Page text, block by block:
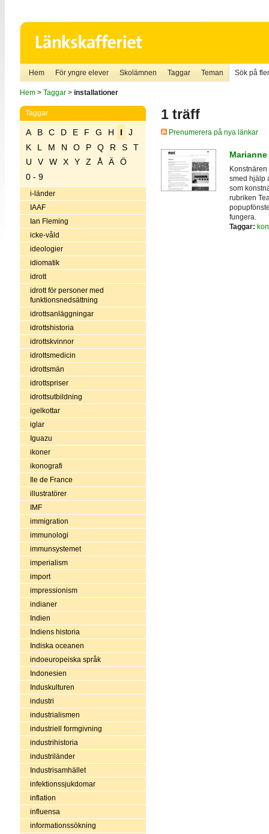
Hem För yngre elever Skolämnen Taggar Teman Sök på
Hem> Taggar> installationer
Taggar
A B C D E F G H I
J
K
L M N O P Q R S
T
U
V W X Y Z Å Ä
Ö
0 - 9
i-länder
IAAF
Ian Fleming
icke-våld
ideologier
idiomatik
idrott
idrott för personer med
funktionsnedsättning
idrottsanläggningar
idrottshistoria
idrottskvinnor
idrottsmedicin
idrottsmän
idrottspriser
idrottsutbildning
igelkottar
iglar
Iguazu
ikoner
ikonografi
Ile de France
illustratörer
IMF
immigration
immunologi
immunsystemet
imperialism
import
impressionism
indianer
Indien
Indiens historia
Indiska oceanen
indoeuropeiska språk
Indonesien
Induskulturen
industri
industrialismen
industriell formgivning
industrihistoria
industriländer
Industrisamhället
infektionssjukdomar
inflation
influensa
informationssökning
1 träff
Prenumerera på nya länkar
smed hjälp
som
rubriken
fungera.
Taggar: